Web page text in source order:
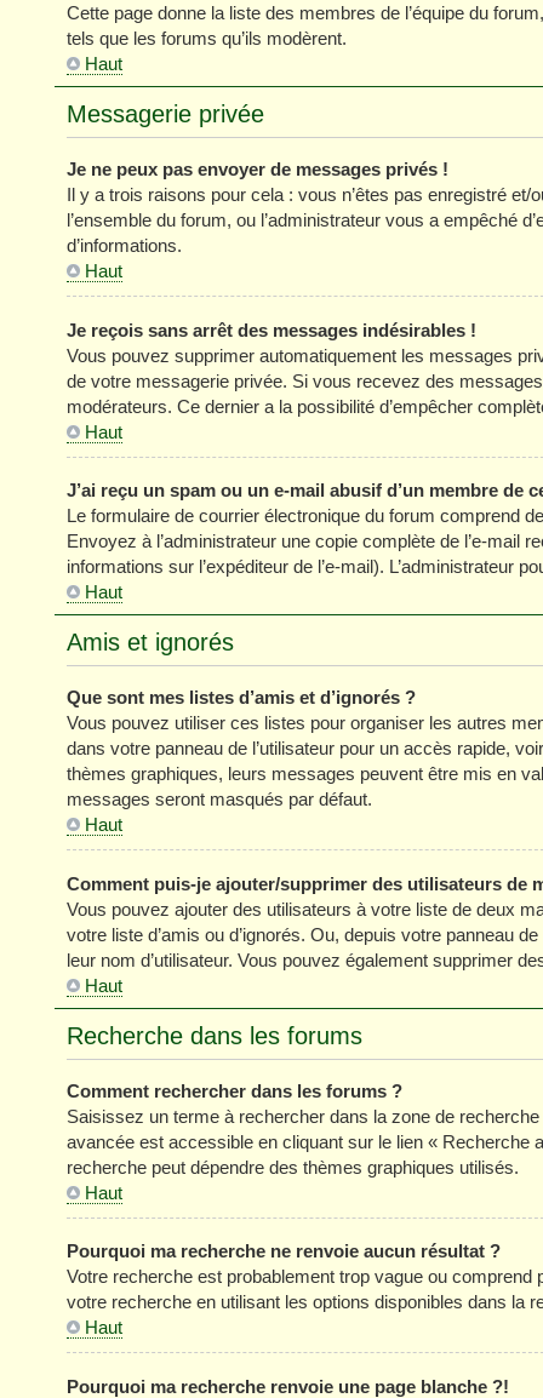
Cette page donne la liste des membres de l’équipe du
tels que les forums qu’ils modèrent.
Haut
Messagerie privée
Je ne peux pas envoyer de messages privés !
Il y a trois raisons pour cela : vous n’êtes pas enregistré
l’ensemble du forum, ou l’administrateur vous a empêché
d’informations.
Haut
Je reçois sans arrêt des messages indésirables !
Vous pouvez supprimer automatiquement les messages
de votre messagerie privée. Si vous recevez des
modérateurs. Ce dernier a la possibilité d’empêcher
Haut
J’ai reçu un spam ou un e-mail abusif d’un membre de
Le formulaire de courrier électronique du forum comprend
Envoyez à l’administrateur une copie complète de l’e-mail
informations sur l’expéditeur de l’e-mail). L’administrateur
Haut
Amis et ignorés
Que sont mes listes d’amis et d’ignorés ?
Vous pouvez utiliser ces listes pour organiser les autres
dans votre panneau de l’utilisateur pour un accès rapide,
thèmes graphiques, leurs messages peuvent être mis en
messages seront masqués par défaut.
Haut
Comment puis-je ajouter/supprimer des utilisateurs de
Vous pouvez ajouter des utilisateurs à votre liste de deux
votre liste d’amis ou d’ignorés. Ou, depuis votre panneau
leur nom d’utilisateur. Vous pouvez également supprimer
Haut
Recherche dans les forums
Comment rechercher dans les forums ?
Saisissez un terme à rechercher dans la zone de
avancée est accessible en cliquant sur le lien « Recherche
recherche peut dépendre des thèmes graphiques utilisés.
Haut
Pourquoi ma recherche ne renvoie aucun résultat ?
Votre recherche est probablement trop vague ou
votre recherche en utilisant les options disponibles dans la
Haut
Pourquoi ma recherche renvoie une page blanche ?!